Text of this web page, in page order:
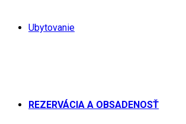
Ubytovanie
REZERVÁCIA A OBSADENOSŤ